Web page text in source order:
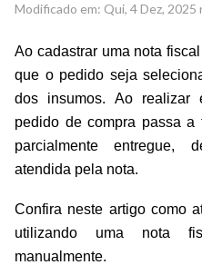
Modificado em: Qui, 4 Dez, 2025
Ao cadastrar uma nota
que o pedido seja
dos insumos. Ao realizar
pedido de compra passa a
parcialmente entregue,
atendida pela nota.
Confira neste artigo como
utilizando uma nota
manualmente.